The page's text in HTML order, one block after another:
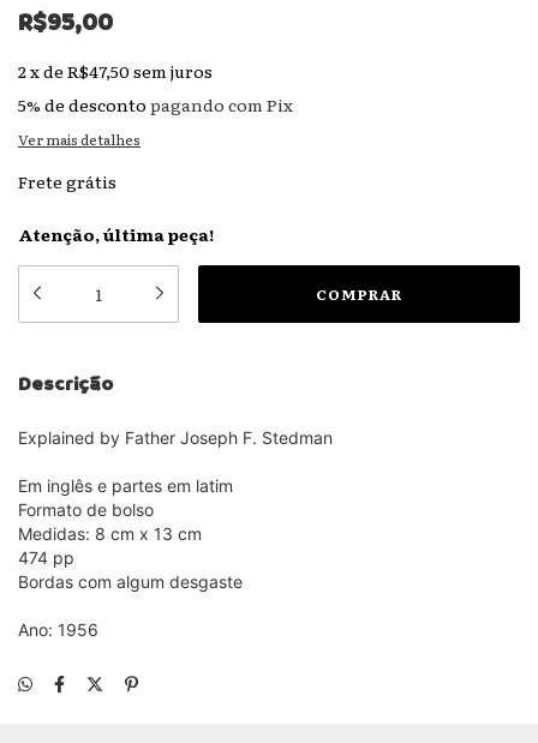
R$95,00
2xde R$47,50 sem juros
5% de desconto pagando com Pix
Ver mais detalhes
Frete grátis
Atenção, última peça!
Descrição
Explained by Father Joseph F. Stedman
Em inglês e partes em latim
Formato de bolso
Medidas: 8 cm x 13 cm
474 pp
Bordas com algum desgaste
Ano: 1956